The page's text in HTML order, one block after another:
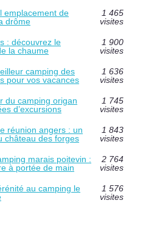
emplacement de
drôme
1 465
visites
: découvrez le
la chaume
1 900
visites
camping des
pour vos vacances
1 636
visites
du camping origan
d’excursions
1 745
visites
réunion angers : un
château des forges
1 843
visites
marais poitevin :
à portée de main
2 764
visites
au camping le
1 576
visites